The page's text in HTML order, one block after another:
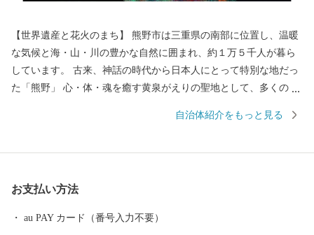
【世界遺産と花火のまち】 熊野市は三重県の南部に位置し、温暖
な気候と海・山・川の豊かな自然に囲まれ、約１万５千人が暮ら
しています。 古来、神話の時代から日本人にとって特別な地だっ
た「熊野」 心・体・魂を癒す黄泉がえりの聖地として、多くの
「熊野古道」 海を見下ろすような巨岩の「獅子岩」 日本最古の神
余年もの伝統を誇り、約１万発の大迫力の花火や 世界遺産に轟く
音と光を楽しもうと 全国から多くの人が訪れます。
自治体紹介をもっと見る
お支払い方法
au PAY カード（番号入力不要）